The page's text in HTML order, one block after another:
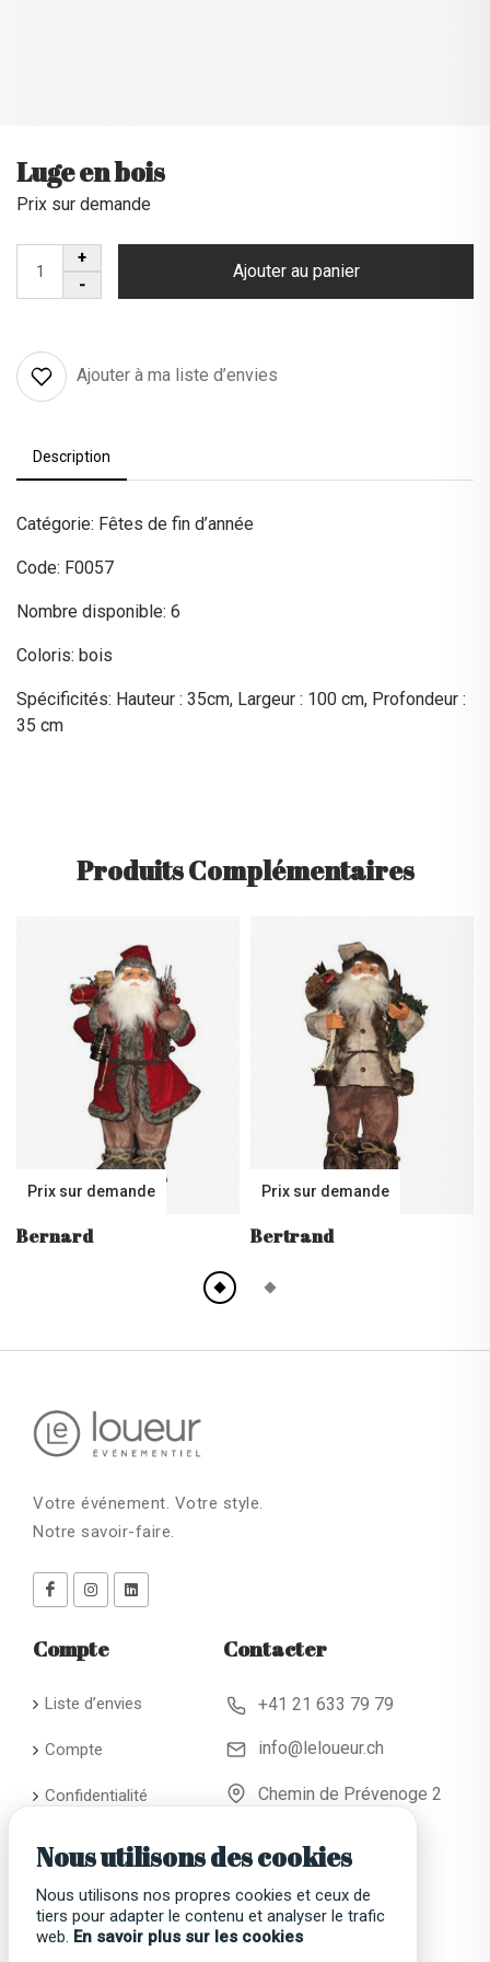
Luge en bois
Prix sur demande
Ajouter au panier
Ajouter à ma liste d’envies
Description
Catégorie: Fêtes de fin d’année
Code: F0057
Nombre disponible: 6
Coloris: bois
Spécificités: Hauteur : 35cm, Largeur : 100 cm, Profondeur :
35 cm
Produits Complémentaires
Prix sur demande
Bernard
Prix sur demande
Bertrand
Votre événement. Votre style.
Notre savoir-faire.
Compte
Liste d’envies
Compte
Confidentialité
générales de
location
Faqs
Contacter
+41 21 633 79 79
info@leloueur.ch
Chemin de Prévenoge 2
Nous utilisons des cookies
Nous utilisons nos propres cookies et ceux de
tiers pour adapter le contenu et analyser le trafic
web. En savoir plus sur les cookies